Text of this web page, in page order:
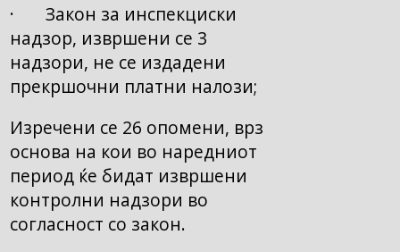
· Закон за инспекциски
надзор, извршени се 3
надзори, не се издадени
прекршочни платни налози;
Изречени се 26 опомени, врз
основа на кои во наредниот
период ќе бидат извршени
контролни надзори во
согласност со закон.